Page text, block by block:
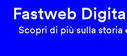
Fastweb
Scopri di più sulla storia